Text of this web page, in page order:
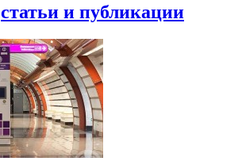
статьи и публикации